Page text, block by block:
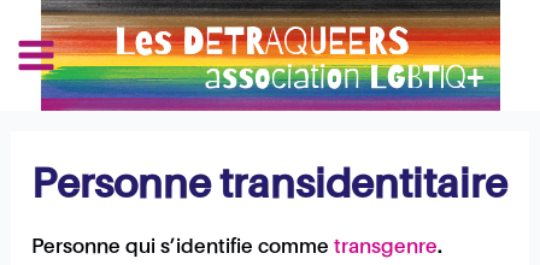
au
contenu
Main
Menu
Les Détraqueers
Personne transidentitaire
Personne qui s’identifie commetransgenre.
Navigation
des
articles